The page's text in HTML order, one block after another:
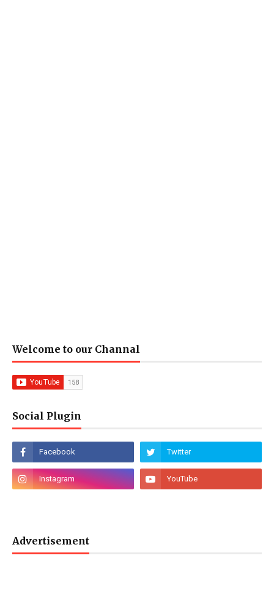
Welcome to our Channal
Social Plugin
Advertisement